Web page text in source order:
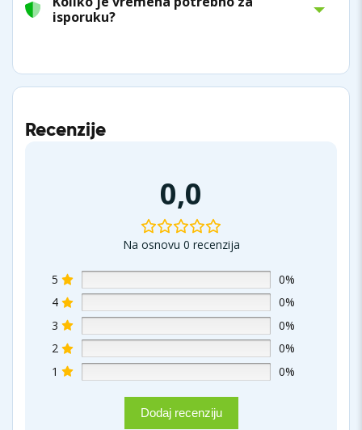
isporuku?
Recenzije
0,0
Na osnovu 0 recenzija
5
0%
4
0%
3
0%
2
0%
1
0%
Dodaj recenziju